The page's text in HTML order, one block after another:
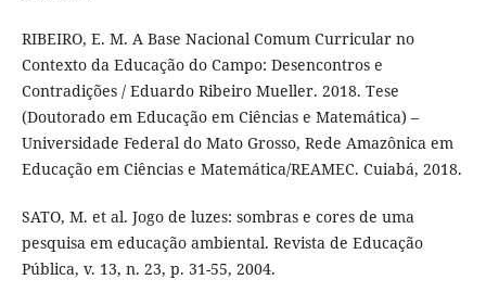
RIBEIRO, E. M. A Base Nacional Comum Curricular no
Contexto da Educação do Campo: Desencontros e
Contradições / Eduardo Ribeiro Mueller. 2018. Tese
(Doutorado em Educação em Ciências e Matemática) –
Universidade Federal do Mato Grosso, Rede Amazônica em
Educação em Ciências e Matemática/REAMEC. Cuiabá, 2018.
SATO, M. et al. Jogo de luzes: sombras e cores de uma
pesquisa em educação ambiental. Revista de Educação
Pública, v. 13, n. 23, p. 31-55, 2004.